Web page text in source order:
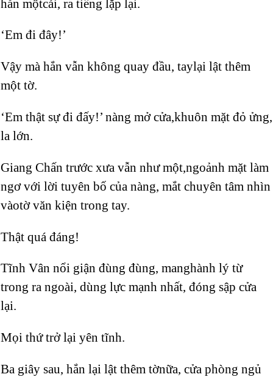
hắn mộtcái, ra tiếng lặp lại.
‘Em đi đây!’
Vậy mà hắn vẫn không quay đầu, taylại lật thêm
một tờ.
‘Em thật sự đi đấy!’ nàng mở cửa,khuôn mặt đỏ ửng,
la lớn.
Giang Chấn trước xưa vẫn như một,ngoảnh mặt làm
ngơ với lời tuyên bố của nàng, mắt chuyên tâm nhìn
vàotờ văn kiện trong tay.
Thật quá đáng!
Tĩnh Vân nổi giận đùng đùng, manghành lý từ
trong ra ngoài, dùng lực mạnh nhất, đóng sập cửa
lại.
Mọi thứ trở lại yên tĩnh.
Ba giây sau, hắn lại lật thêm tờnữa, cửa phòng ngủ